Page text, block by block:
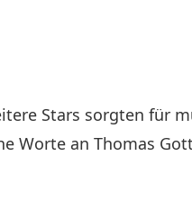
Stars sorgten für
Worte an Thomas